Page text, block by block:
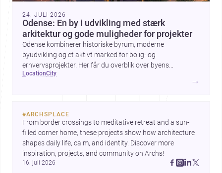
24. JULI 2026
Odense: En by i udvikling med stærk
arkitektur og gode muligheder for projekter
Odense kombinerer historiske byrum, moderne
byudvikling og et aktivt marked for bolig- og
erhvervsprojekter. Her får du overblik over byens
arkitektur, byggemæssige prisniveau og hvorfor byen er
interessant for dig, der planlægger at bygge, renovere eller
location city
→
#ARCHSPLACE
From border crossings to meditative retreat and a sun-
filled corner home, these projects show how architecture
shapes daily life, calm, and identity. Discover more
inspiration, projects, and community on Archs!
16. juli 2026